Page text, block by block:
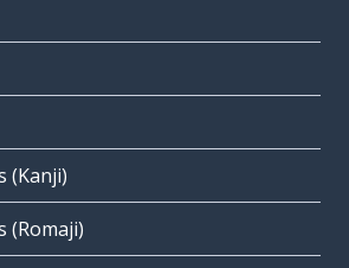
(Kanji)
(Romaji)